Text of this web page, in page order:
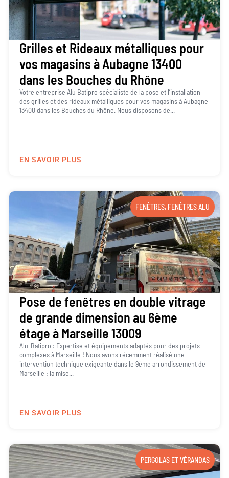
Grilles et Rideaux métalliques pour
vos magasins à Aubagne 13400
dans les Bouches du Rhône
Votre entreprise Alu Batipro spécialiste de la pose et l’installation
des grilles et des rideaux métalliques pour vos magasins à Aubagne
13400 dans les Bouches du Rhône. Nous disposons de...
EN SAVOIR PLUS
FENÊTRES, FENÊTRES ALU
Pose de fenêtres en double vitrage
de grande dimension au 6ème
étage à Marseille 13009
Alu-Batipro : Expertise et équipements adaptés pour des projets
complexes à Marseille ! Nous avons récemment réalisé une
intervention technique exigeante dans le 9ème arrondissement de
Marseille : la mise...
EN SAVOIR PLUS
PERGOLAS ET VÉRANDAS